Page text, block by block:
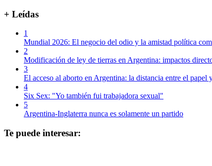
+ Leídas
1
Mundial 2026: El negocio del odio y la amistad política
2
Modificación de ley de tierras en Argentina: impactos
3
El acceso al aborto en Argentina: la distancia entre el papel
4
Six Sex: "Yo también fui trabajadora sexual"
5
Argentina-Inglaterra nunca es solamente un partido
Te puede interesar: